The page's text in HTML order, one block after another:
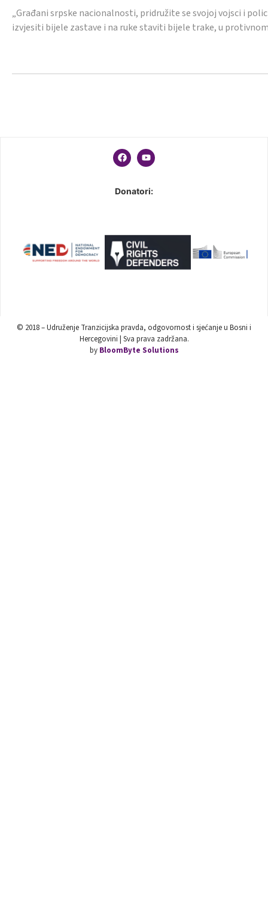
„Građani srpske nacionalnosti, pridružite se svojoj vojsci i
izvjesiti bijele zastave i na ruke staviti bijele trake, u
Donatori:
© 2018 – Udruženje Tranzicijska pravda, odgovornost i sjećanje u Bosni i
Hercegovini | Sva prava zadržana.
by BloomByte Solutions